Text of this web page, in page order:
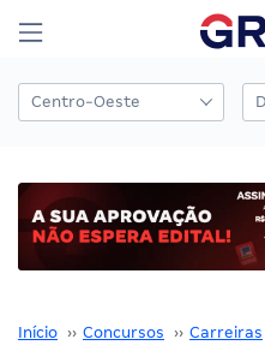
Início ›› Concursos ›› Carreiras